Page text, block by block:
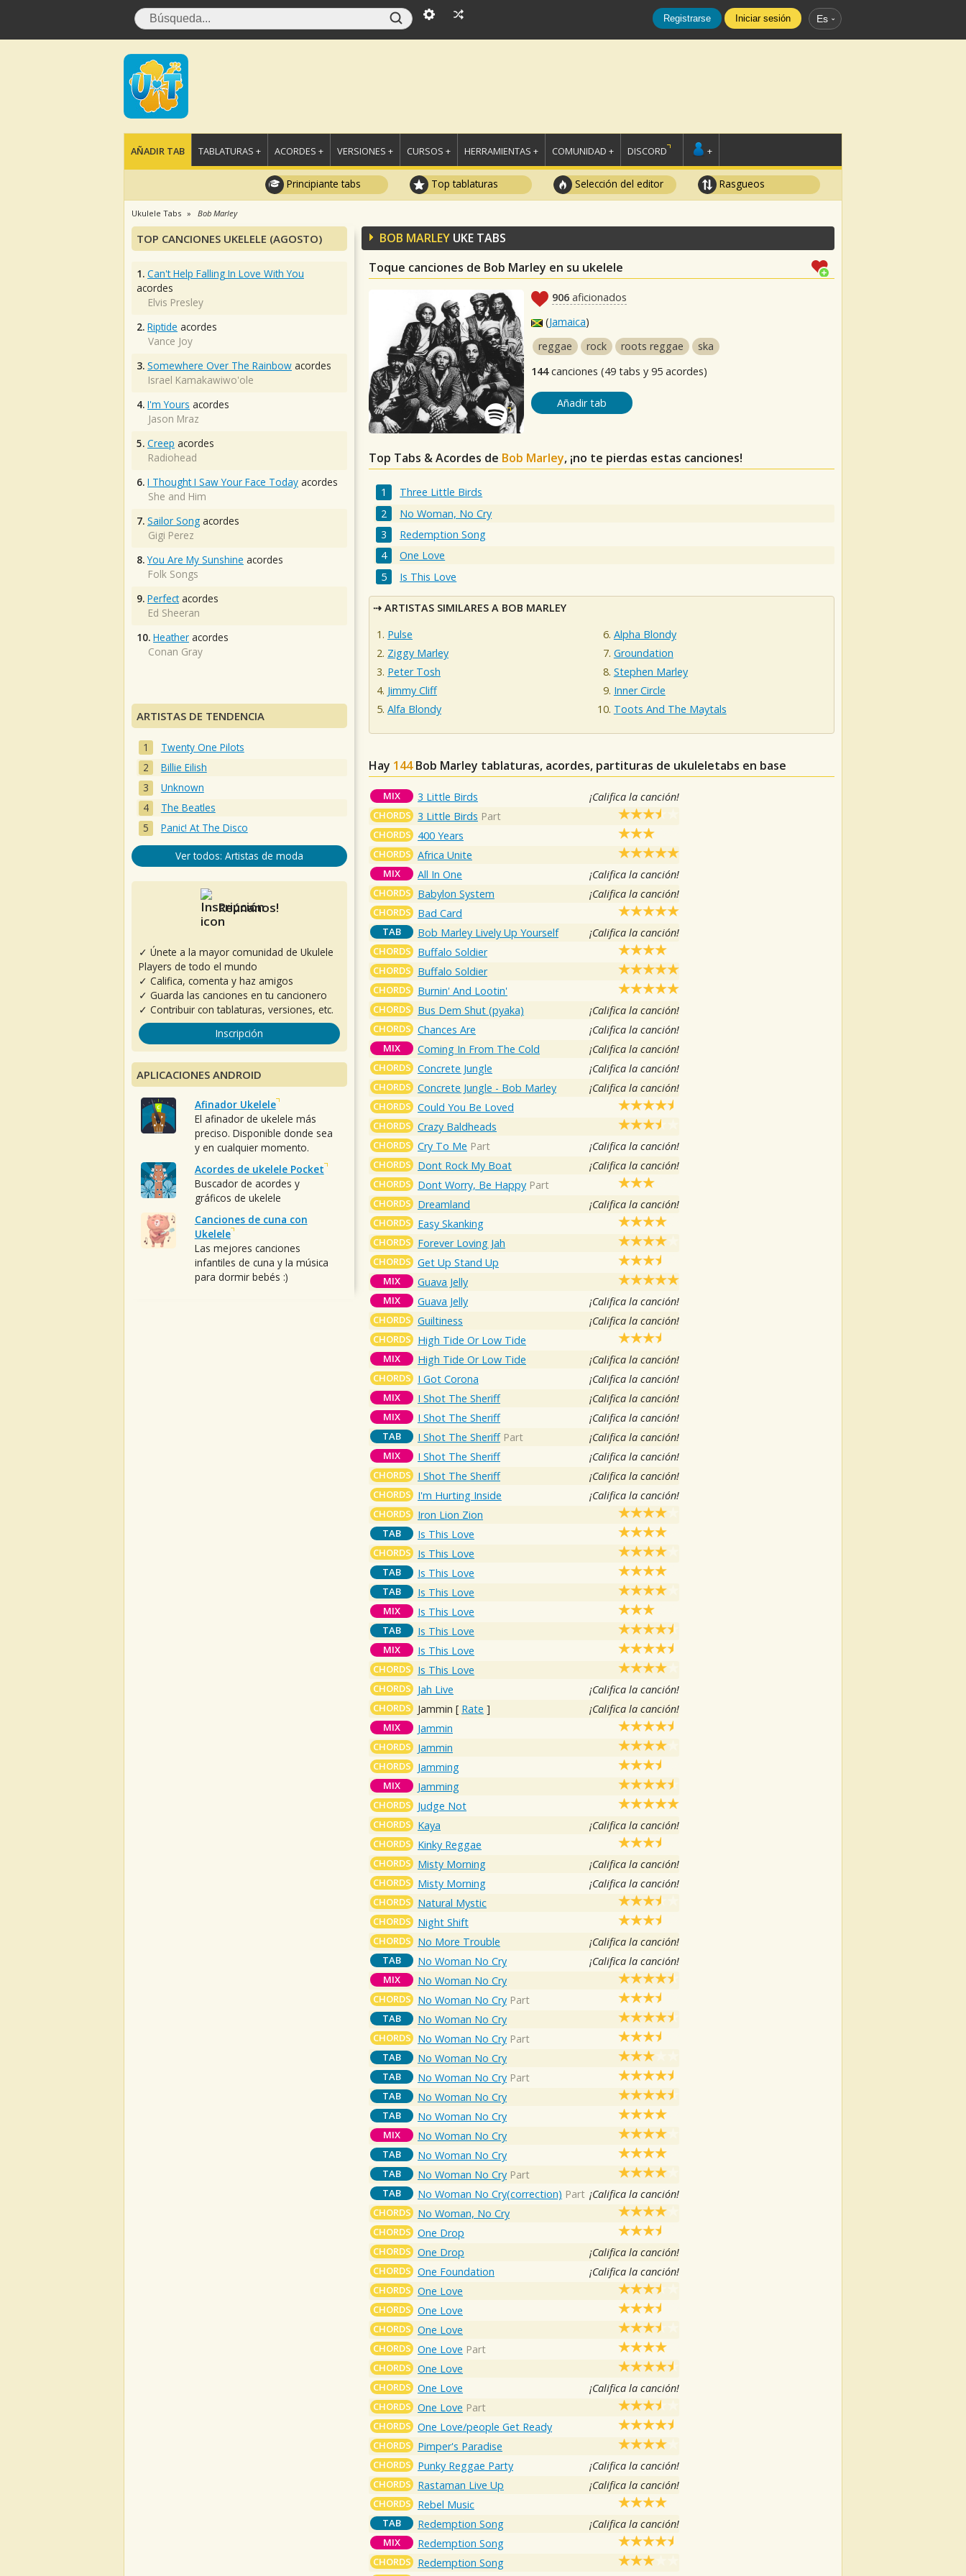
Registrarse Iniciar sesión Es
AÑADIR TAB TABLATURAS + ACORDES + VERSIONES + CURSOS + HERRAMIENTAS + COMUNIDAD + DISCORD +
Principiante tabs Top tablaturas Selección del editor Rasgueos
Ukulele Tabs Bob Marley
BOB MARLEY UKE TABS
Toque canciones de Bob Marley en su ukelele
906 aficionados
(Jamaica)
reggae
rock roots reggae
ska
144canciones (49 tabs y 95 acordes)
Añadir tab
Top Tabs & Acordes de Bob Marley, ¡no te pierdas estas canciones!
Three Little Birds
No Woman, No Cry
Redemption Song
One Love
Is This Love
ARTISTAS SIMILARES A BOB MARLEY
Pulse
Ziggy Marley
Peter Tosh
Jimmy Cliff
Alfa Blondy
Alpha Blondy
Groundation
Stephen Marley
Inner Circle
Toots And The Maytals
Hay 144 Bob Marley tablaturas, acordes, partituras de ukuleletabs en base
MIX 3 Little Birds ¡Califica la canción!
CHORDS 3 Little Birds Part
CHORDS 400 Years
CHORDS Africa Unite
MIX All In One ¡Califica la canción!
CHORDS Babylon System ¡Califica la canción!
CHORDS Bad Card
TAB Bob Marley Lively Up Yourself ¡Califica la canción!
CHORDS Buffalo Soldier
CHORDS Buffalo Soldier
CHORDS Burnin' And Lootin'
CHORDS Bus Dem Shut (pyaka) ¡Califica la canción!
CHORDS Chances Are ¡Califica la canción!
MIX Coming In From The Cold ¡Califica la canción!
CHORDS Concrete Jungle ¡Califica la canción!
CHORDS Concrete Jungle - Bob Marley ¡Califica la canción!
CHORDS Could You Be Loved
CHORDS Crazy Baldheads
CHORDS Cry To Me Part ¡Califica la canción!
CHORDS Dont Rock My Boat ¡Califica la canción!
CHORDS Dont Worry, Be Happy Part
CHORDS Dreamland ¡Califica la canción!
CHORDS Easy Skanking
CHORDS Forever Loving Jah
CHORDS Get Up Stand Up
MIX Guava Jelly
MIX Guava Jelly ¡Califica la canción!
CHORDS Guiltiness ¡Califica la canción!
CHORDS High Tide Or Low Tide
MIX High Tide Or Low Tide ¡Califica la canción!
CHORDS I Got Corona ¡Califica la canción!
MIX I Shot The Sheriff ¡Califica la canción!
MIX I Shot The Sheriff ¡Califica la canción!
TAB I Shot The Sheriff Part ¡Califica la canción!
MIX I Shot The Sheriff ¡Califica la canción!
CHORDS I Shot The Sheriff ¡Califica la canción!
CHORDS I'm Hurting Inside ¡Califica la canción!
CHORDS Iron Lion Zion
TAB Is This Love
CHORDS Is This Love
TAB Is This Love
TAB Is This Love
MIX Is This Love
TAB Is This Love
MIX Is This Love
CHORDS Is This Love
CHORDS Jah Live ¡Califica la canción!
CHORDS Jammin [ Rate ] ¡Califica la canción!
MIX Jammin
CHORDS Jammin
CHORDS Jamming
MIX Jamming
CHORDS Judge Not
CHORDS Kaya ¡Califica la canción!
CHORDS Kinky Reggae
CHORDS Misty Morning ¡Califica la canción!
CHORDS Misty Morning ¡Califica la canción!
CHORDS Natural Mystic
CHORDS Night Shift
CHORDS No More Trouble ¡Califica la canción!
TAB No Woman No Cry ¡Califica la canción!
MIX No Woman No Cry
CHORDS No Woman No Cry Part
TAB No Woman No Cry
CHORDS No Woman No Cry Part
TAB No Woman No Cry
TAB No Woman No Cry Part
TAB No Woman No Cry
TAB No Woman No Cry
MIX No Woman No Cry
TAB No Woman No Cry
TAB No Woman No Cry Part
TAB No Woman No Cry(correction) Part ¡Califica la canción!
CHORDS No Woman, No Cry
CHORDS One Drop
CHORDS One Drop ¡Califica la canción!
CHORDS One Foundation ¡Califica la canción!
CHORDS One Love
CHORDS One Love
CHORDS One Love
CHORDS One Love Part
CHORDS One Love
CHORDS One Love ¡Califica la canción!
CHORDS One Love Part
CHORDS One Love/people Get Ready
CHORDS Pimper's Paradise
CHORDS Punky Reggae Party ¡Califica la canción!
CHORDS Rastaman Live Up ¡Califica la canción!
CHORDS Rebel Music
TAB Redemption Song ¡Califica la canción!
MIX Redemption Song
CHORDS Redemption Song
TOP CANCIONES UKELELE (AGOSTO)
1. Can't Help Falling In Love With You
acordes
Elvis Presley
2. Riptide acordes
Vance Joy
3. Somewhere Over The Rainbow acordes
Israel Kamakawiwo'ole
4. I'm Yours acordes
Jason Mraz
5. Creep acordes
Radiohead
6. I Thought I Saw Your Face Today acordes
She and Him
7. Sailor Song acordes
Gigi Perez
8. You Are My Sunshine acordes
Folk Songs
9. Perfectacordes
Ed Sheeran
10. Heather acordes
Conan Gray
ARTISTAS DE TENDENCIA
Twenty One Pilots
Billie Eilish
Unknown
The Beatles
Panic! At The Disco
Ver todos: Artistas de moda
Reúnanos!
✓ Únete a la mayor comunidad de Ukulele
Players de todo el mundo
✓ Califica, comenta y haz amigos
✓ Guarda las canciones en tu cancionero
✓ Contribuir con tablaturas, versiones, etc.
Inscripción
APLICACIONES ANDROID
Afinador Ukelele
El afinador de ukelele más
preciso. Disponible donde sea
y en cualquier momento.
Acordes de ukelele Pocket
Buscador de acordes y
gráficos de ukelele
Canciones de cuna con
Ukelele
Las mejores canciones
infantiles de cuna y la música
para dormir bebés :)